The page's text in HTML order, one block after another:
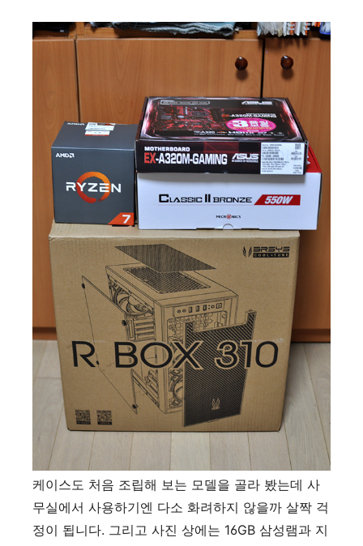
케이스도 처음 조립해 보는 모델을 골라 봤는데 사
무실에서 사용하기엔 다소 화려하지 않을까 살짝 걱
정이 됩니다. 그리고 사진 상에는 16GB 삼성램과 지